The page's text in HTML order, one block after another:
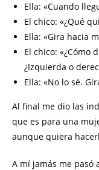
Ella: «Cuando
El chico: «¿Qué
Ella: «Gira hacia
El chico: «¿Cómo
¿Izquierda o
Ella: «No lo sé.
Al final me dio las
que es para una
aunque quiera
A mí jamás me pasó